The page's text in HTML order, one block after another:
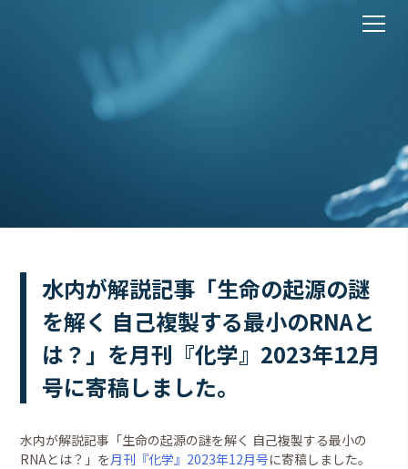
水内が解説記事「生命の起源の謎
を解く 自己複製する最小のRNAと
は？」を月刊『化学』2023年12月
号に寄稿しました。
水内が解説記事「生命の起源の謎を解く 自己複製する最小の
RNAとは？」を月刊『化学』2023年12月号に寄稿しました。